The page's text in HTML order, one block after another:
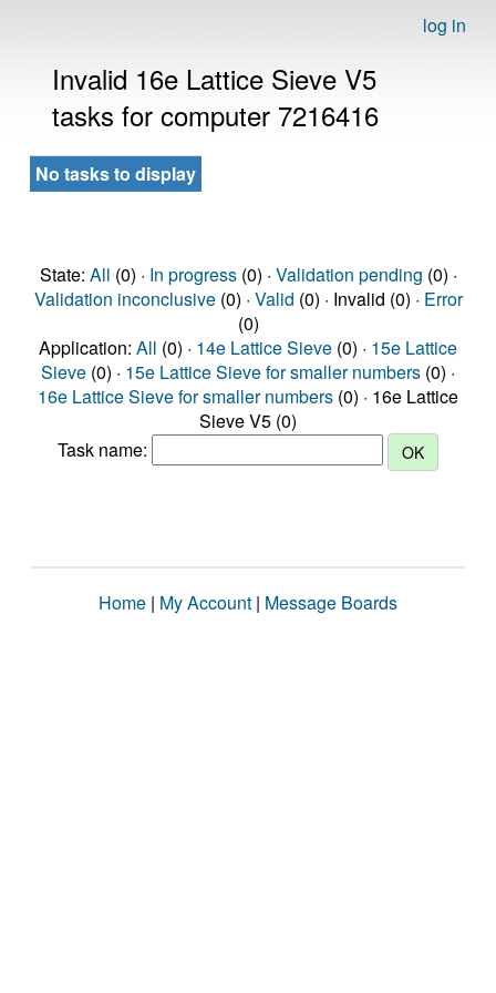
log in
Invalid 16e Lattice Sieve V5
tasks for computer 7216416
No tasks to display
State: All (0) · In progress(0) · Validation pending (0) ·
Validation inconclusive(0) · Valid (0) · Invalid (0) · Error
(0)
Application: All (0) · 14e Lattice Sieve (0) · 15e Lattice
Sieve (0) · 15e Lattice Sieve for smaller numbers (0) ·
16e Lattice Sieve for smaller numbers (0) · 16e Lattice
Sieve V5 (0)
Task name:
Home | My Account | Message Boards